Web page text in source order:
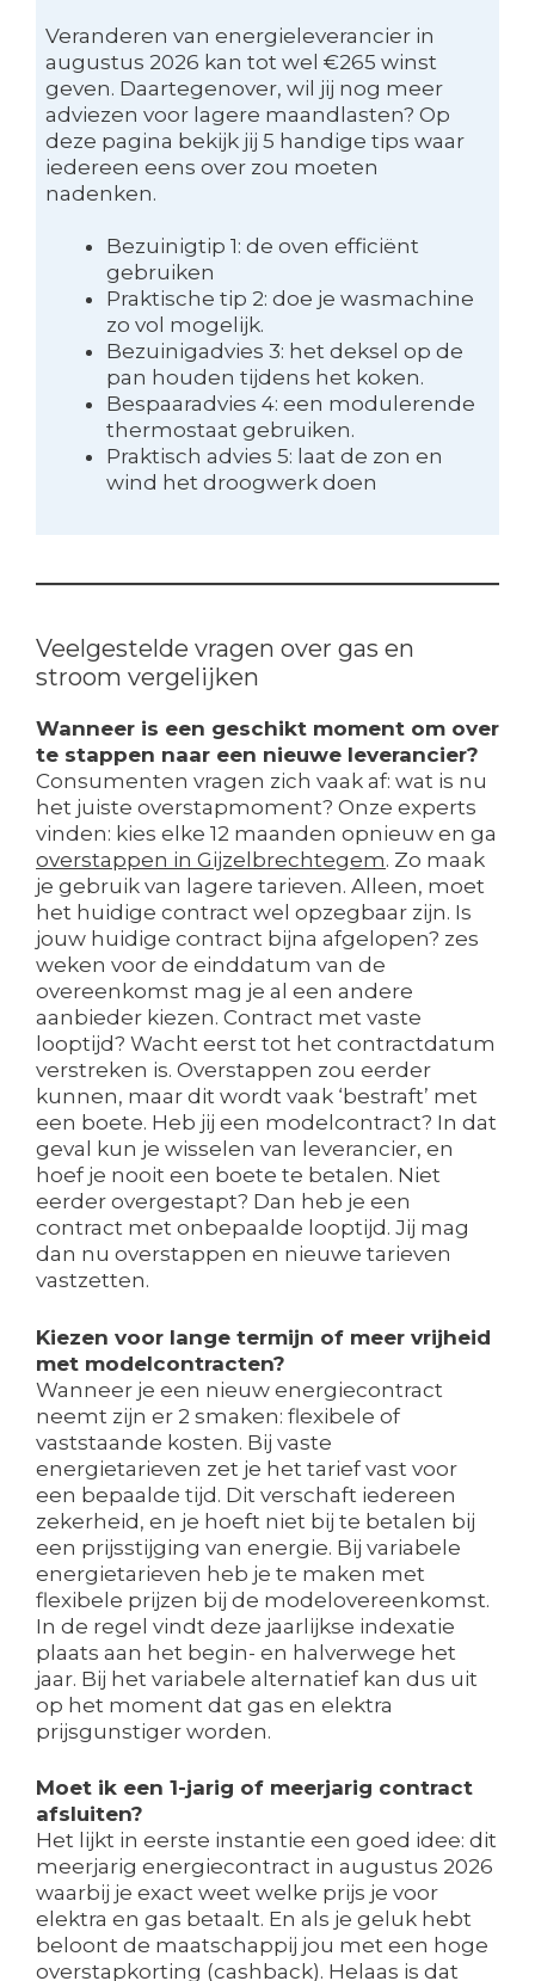
Veranderen van energieleverancier in
augustus 2026 kan tot wel €265 winst
geven. Daartegenover, wil jij nog meer
adviezen voor lagere maandlasten? Op
deze pagina bekijk jij 5 handige tips waar
iedereen eens over zou moeten
nadenken.
Bezuinigtip 1: de oven efficiënt
gebruiken
Praktische tip 2: doe je wasmachine
zo vol mogelijk.
Bezuinigadvies 3: het deksel op de
pan houden tijdens het koken.
Bespaaradvies 4: een modulerende
thermostaat gebruiken.
Praktisch advies 5: laat de zon en
wind het droogwerk doen
Veelgestelde vragen over gas en
stroom vergelijken
Wanneer is een geschikt moment om over
te stappen naar een nieuwe leverancier?
Consumenten vragen zich vaak af: wat is nu
het juiste overstapmoment? Onze experts
vinden: kies elke 12 maanden opnieuw en ga
overstappen in Gijzelbrechtegem. Zo maak
je gebruik van lagere tarieven. Alleen, moet
het huidige contract wel opzegbaar zijn. Is
jouw huidige contract bijna afgelopen? zes
weken voor de einddatum van de
overeenkomst mag je al een andere
aanbieder kiezen. Contract met vaste
looptijd? Wacht eerst tot het contractdatum
verstreken is. Overstappen zou eerder
kunnen, maar dit wordt vaak ‘bestraft’ met
een boete. Heb jij een modelcontract? In dat
geval kun je wisselen van leverancier, en
hoef je nooit een boete te betalen. Niet
eerder overgestapt? Dan heb je een
contract met onbepaalde looptijd. Jij mag
dan nu overstappen en nieuwe tarieven
vastzetten.
Kiezen voor lange termijn of meer vrijheid
met modelcontracten?
Wanneer je een nieuw energiecontract
neemt zijn er 2 smaken: flexibele of
vaststaande kosten. Bij vaste
energietarieven zet je het tarief vast voor
een bepaalde tijd. Dit verschaft iedereen
zekerheid, en je hoeft niet bij te betalen bij
een prijsstijging van energie. Bij variabele
energietarieven heb je te maken met
flexibele prijzen bij de modelovereenkomst.
In de regel vindt deze jaarlijkse indexatie
plaats aan het begin- en halverwege het
jaar. Bij het variabele alternatief kan dus uit
op het moment dat gas en elektra
prijsgunstiger worden.
Moet ik een 1-jarig of meerjarig contract
afsluiten?
Het lijkt in eerste instantie een goed idee: dit
meerjarig energiecontract in augustus 2026
waarbij je exact weet welke prijs je voor
elektra en gas betaalt. En als je geluk hebt
beloont de maatschappij jou met een hoge
overstapkorting (cashback). Helaas is dat